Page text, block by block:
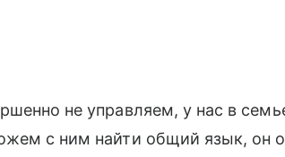
не управляем, у нас в
с ним найти общий язык, он